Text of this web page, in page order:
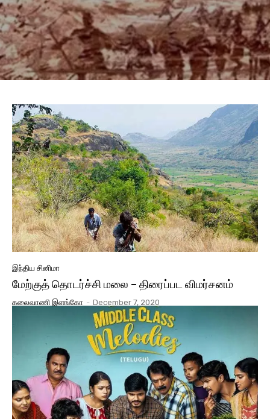
இந்திய சினிமா
மேற்குத் தொடர்ச்சி மலை – திரைப்பட விமர்சனம்
கலைவாணி இளங்கோ - December 7, 2020